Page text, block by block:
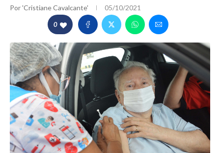
Por'Cristiane Cavalcante' 05/10/2021
0